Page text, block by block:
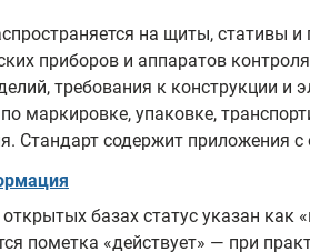
на щиты, стативы
приборов и аппаратов
требования к конструкции
маркировке, упаковке,
Стандарт содержит
открытых базах статус указан
пометка «действует» — при